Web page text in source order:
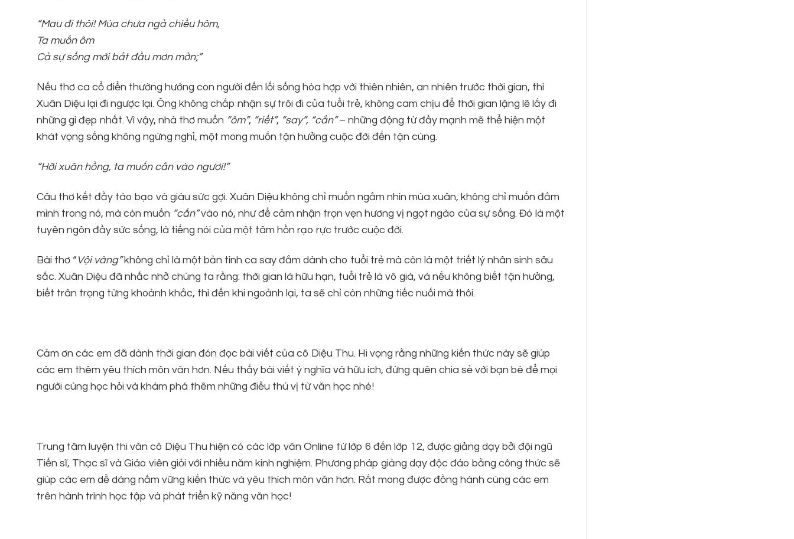
“Mau đi thôi! Mùa chưa ngả chiều hôm,
Ta muốn ôm
Cả sự sống mới bắt đầu mơn mởn;”
Nếu thơ ca cổ điển thường hướng con người đến lối sống hòa hợp với thiên nhiên, an nhiên trước thời gian, thì
Xuân Diệu lại đi ngược lại. Ông không chấp nhận sự trôi đi của tuổi trẻ, không cam chịu để thời gian lặng lẽ lấy đi
những gì đẹp nhất. Vì vậy, nhà thơ muốn “ôm”, “riết”, “say”, “cắn”– những động từ đầy mạnh mẽ thể hiện một
khát vọng sống không ngừng nghỉ, một mong muốn tận hưởng cuộc đời đến tận cùng.
“Hỡi xuân hồng, ta muốn cắn vào ngươi!”
Câu thơ kết đầy táo bạo và giàu sức gợi. Xuân Diệu không chỉ muốn ngắm nhìn mùa xuân, không chỉ muốn đắm
mình trong nó, mà còn muốn “cắn”vào nó, như để cảm nhận trọn vẹn hương vị ngọt ngào của sự sống. Đó là một
tuyên ngôn đầy sức sống, là tiếng nói của một tâm hồn rạo rực trước cuộc đời.
Bài thơ “ Vội vàng”không chỉ là một bản tình ca say đắm dành cho tuổi trẻ mà còn là một triết lý nhân sinh sâu
sắc. Xuân Diệu đã nhắc nhở chúng ta rằng: thời gian là hữu hạn, tuổi trẻ là vô giá, và nếu không biết tận hưởng,
biết trân trọng từng khoảnh khắc, thì đến khi ngoảnh lại, ta sẽ chỉ còn những tiếc nuối mà thôi.
Cảm ơn các em đã dành thời gian đón đọc bài viết của cô Diệu Thu. Hi vọng rằng những kiến thức này sẽ giúp
các em thêm yêu thích môn văn hơn. Nếu thấy bài viết ý nghĩa và hữu ích, đừng quên chia sẻ với bạn bè để mọi
người cùng học hỏi và khám phá thêm những điều thú vị từ văn học nhé!
Trung tâm luyện thi văn cô Diệu Thu hiện có các lớp văn Online từ lớp 6 đến lớp 12, được giảng dạy bởi đội ngũ
Tiến sĩ, Thạc sĩ và Giáo viên giỏi với nhiều năm kinh nghiệm. Phương pháp giảng dạy độc đáo bằng công thức sẽ
giúp các em dễ dàng nắm vững kiến thức và yêu thích môn văn hơn. Rất mong được đồng hành cùng các em
trên hành trình học tập và phát triển kỹ năng văn học!